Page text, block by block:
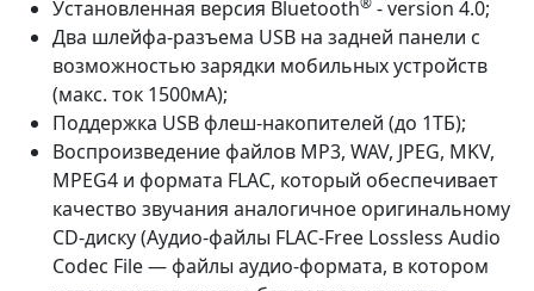
Установленная версия Bluetooth
- version 4.0;
Два шлейфа-разъема USB на задней панели с
возможностью зарядки мобильных устройств
(макс. ток 1500мА);
Поддержка USB флеш-накопителей (до 1ТБ);
Воспроизведение файлов MP3, WAV, JPEG, MKV,
MPEG4 и формата FLAC, который обеспечивает
качество звучания аналогичное оригинальному
CD-диску (Аудио-файлы FLAC-Free Lossless Audio
Codec File — файлы аудио-формата, в котором